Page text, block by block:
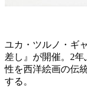
ユカ・ツルノ・ギ
差し』が開催。2
性を西洋絵画の伝
する。